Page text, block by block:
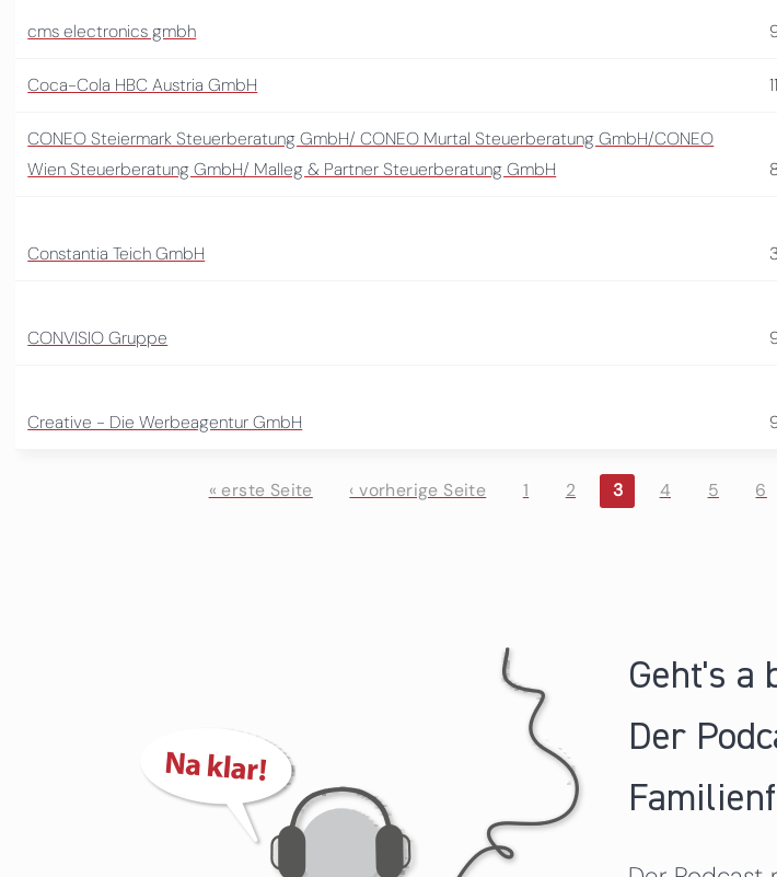
cms electronics gmbh
Coca-Cola HBC Austria GmbH
CONEO Steiermark Steuerberatung GmbH/ CONEO Murtal Steuerberatung GmbH/CONEO
Wien Steuerberatung GmbH/ Malleg & Partner Steuerberatung GmbH
Constantia Teich GmbH
CONVISIO Gruppe
Creative - Die Werbeagentur GmbH
« erste Seite ‹ vorherige Seite 1 2 3 4 5 6
Geht's a
Der